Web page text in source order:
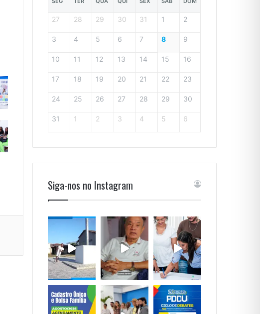
27 28 29 30 31 1 2
3 4 5 6 7 8 9
10 11 12 13 14 15 16
17 18 19 20 21 22 23
24 25 26 27 28 29 30
31 1 2 3 4 5 6
Siga-nos no Instagram